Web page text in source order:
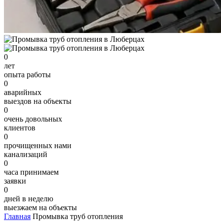
0
лет
опыта работы
0
аварийных
выездов на объекты
0
очень довольных
клиентов
0
прочищенных нами
канализаций
0
часа принимаем
заявки
0
дней в неделю
выезжаем на объекты
Главная Промывка труб отопления